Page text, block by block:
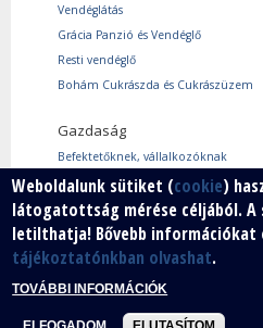
Vendéglátás
Grácia Panzió és Vendéglő
Resti vendéglő
Bohám Cukrászda és Cukrászüzem
Gazdaság
Befektetőknek, vállalkozóknak
Használtcikk piac
Márkáink
Szabad vállalkozói zóna
Vállalkozók
Weboldalunk sütiket (cookie)
látogatottság mérése céljából.
letilthatja! Bővebb
tájékoztatónkban olvashat.
TOVÁBBI INFORMÁCIÓK